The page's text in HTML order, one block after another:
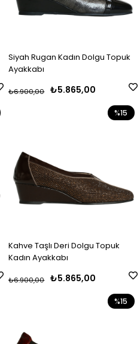
Siyah Rugan Kadın Dolgu Topuk
Ayakkabı
₺5.865,00
₺6.900,00
Kahve Taşlı Deri Dolgu Topuk
Kadın Ayakkabı
₺5.865,00
₺6.900,00
%15
%15